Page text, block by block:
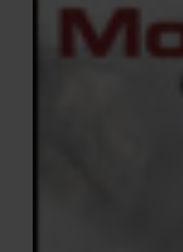
OM F&F